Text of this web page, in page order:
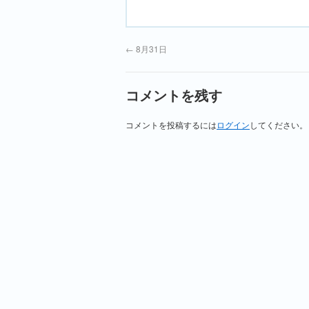
← 8月31日
コメントを残す
コメントを投稿するには ログイン してください。